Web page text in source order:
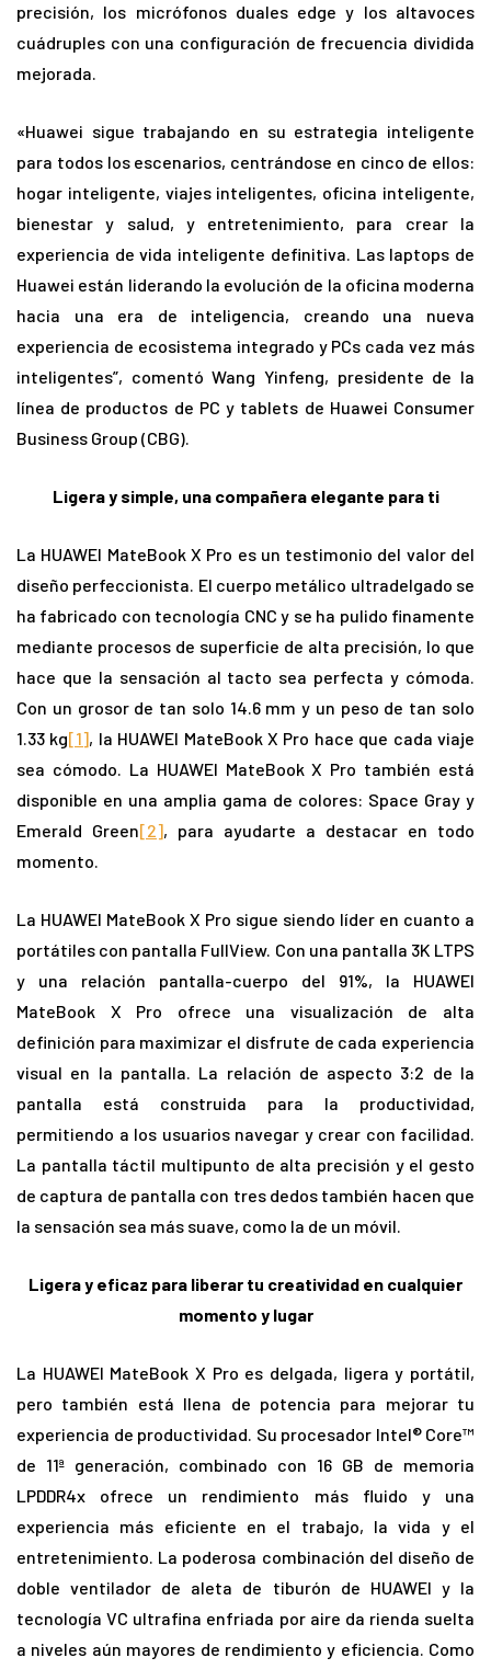
precisión, los micrófonos duales edge y los altavoces
cuádruples con una configuración de frecuencia dividida
mejorada.
«Huawei sigue trabajando en su estrategia inteligente
para todos los escenarios, centrándose en cinco de ellos:
hogar inteligente, viajes inteligentes, oficina inteligente,
bienestar y salud, y entretenimiento, para crear la
experiencia de vida inteligente definitiva. Las laptops de
Huawei están liderando la evolución de la oficina moderna
hacia una era de inteligencia, creando una nueva
experiencia de ecosistema integrado y PCs cada vez más
inteligentes”, comentó Wang Yinfeng, presidente de la
línea de productos de PC y tablets de Huawei Consumer
Business Group (CBG).
Ligera y simple, una compañera elegante para ti
La HUAWEI MateBook X Pro es un testimonio del valor del
diseño perfeccionista. El cuerpo metálico ultradelgado se
ha fabricado con tecnología CNC y se ha pulido finamente
mediante procesos de superficie de alta precisión, lo que
hace que la sensación al tacto sea perfecta y cómoda.
Con un grosor de tan solo 14.6 mm y un peso de tan solo
1.33 kg[1], la HUAWEI MateBook X Pro hace que cada viaje
sea cómodo. La HUAWEI MateBook X Pro también está
disponible en una amplia gama de colores: Space Gray y
Emerald Green[2], para ayudarte a destacar en todo
momento.
La HUAWEI MateBook X Pro sigue siendo líder en cuanto a
portátiles con pantalla FullView. Con una pantalla 3K LTPS
y una relación pantalla-cuerpo del 91%, la HUAWEI
MateBook X Pro ofrece una visualización de alta
definición para maximizar el disfrute de cada experiencia
visual en la pantalla. La relación de aspecto 3:2 de la
pantalla está construida para la productividad,
permitiendo a los usuarios navegar y crear con facilidad.
La pantalla táctil multipunto de alta precisión y el gesto
de captura de pantalla con tres dedos también hacen que
la sensación sea más suave, como la de un móvil.
Ligera y eficaz para liberar tu creatividad en cualquier
momento y lugar
La HUAWEI MateBook X Pro es delgada, ligera y portátil,
pero también está llena de potencia para mejorar tu
experiencia de productividad. Su procesador Intel® Core™
de 11ª generación, combinado con 16 GB de memoria
LPDDR4x ofrece un rendimiento más fluido y una
experiencia más eficiente en el trabajo, la vida y el
entretenimiento. La poderosa combinación del diseño de
doble ventilador de aleta de tiburón de HUAWEI y la
tecnología VC ultrafina enfriada por aire da rienda suelta
a niveles aún mayores de rendimiento y eficiencia. Como